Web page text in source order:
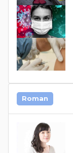
Roman